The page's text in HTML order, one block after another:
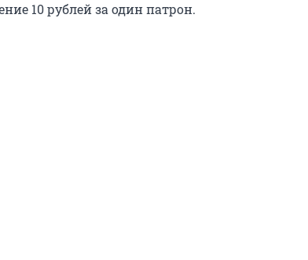
10 рублей за один патрон.